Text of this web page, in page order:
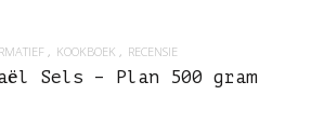
KOOKBOEK RECENSIE
Sels – Plan 500 gram